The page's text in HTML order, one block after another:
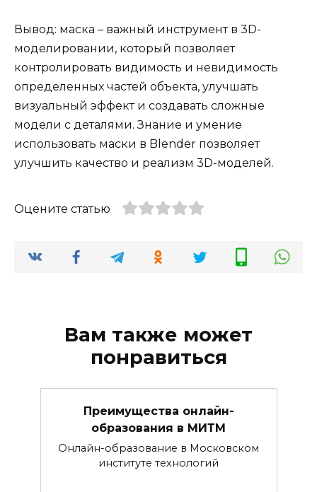
Вывод: маска – важный инструмент в 3D-
моделировании, который позволяет
контролировать видимость и невидимость
определенных частей объекта, улучшать
визуальный эффект и создавать сложные
модели с деталями. Знание и умение
использовать маски в Blender позволяет
улучшить качество и реализм 3D-моделей.
Оцените статью
Вам также может
понравиться
Преимущества онлайн-
образования в МИТМ
Онлайн-образование в Московском
институте технологий